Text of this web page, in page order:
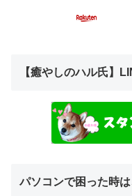
【癒やしのハル氏】
パソコンで困った時